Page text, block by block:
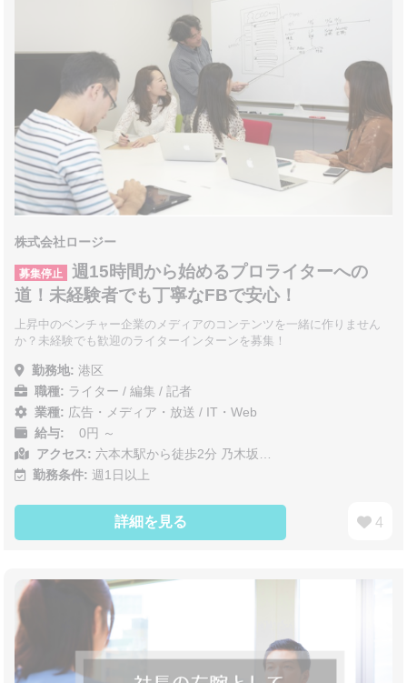
株式会社ロージー
募集停止
週15時間から始めるプロライターへの
道！未経験者でも丁寧なFBで安心！
上昇中のベンチャー企業のメディアのコンテンツを一緒に作りません
か？未経験でも歓迎のライターインターンを募集！
勤務地: 港区
職種: ライター / 編集 / 記者
業種: 広告・メディア・放送 / IT・Web
給与: 0円 ～
アクセス: 六本木駅から徒歩2分 乃木坂…
勤務条件: 週1日以上
詳細を見る 4